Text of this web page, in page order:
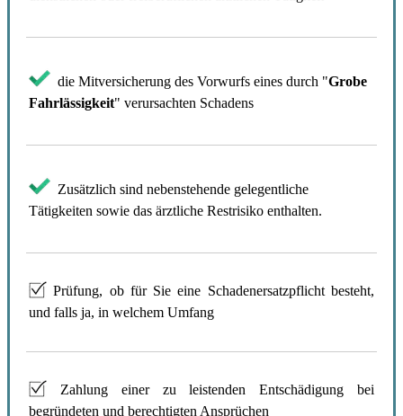
die Mitversicherung des Vorwurfs eines durch "Grobe
Fahrlässigkeit" verursachten Schadens
Zusätzlich sind nebenstehende gelegentliche
Tätigkeiten sowie das ärztliche Restrisiko enthalten.
Prüfung, ob für Sie eine Schadenersatzpflicht besteht,
und falls ja, in welchem Umfang
Zahlung einer zu leistenden Entschädigung bei
begründeten und berechtigten Ansprüchen